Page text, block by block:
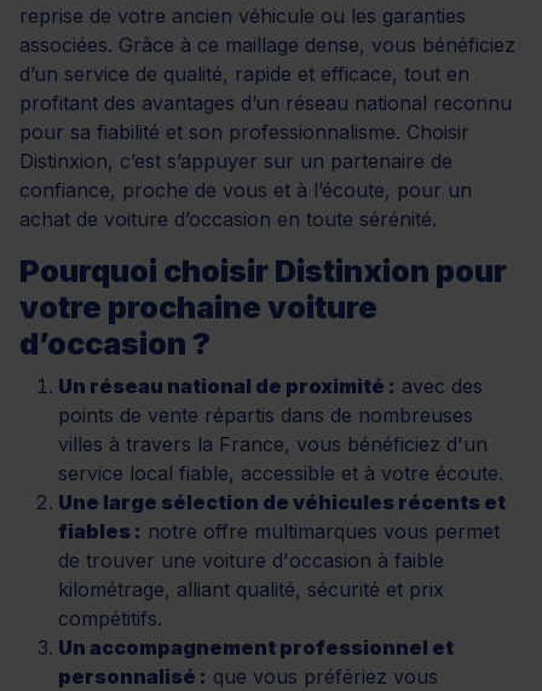
reprise de votre ancien véhicule ou les garanties
associées. Grâce à ce maillage dense, vous bénéficiez
d’un service de qualité, rapide et efficace, tout en
profitant des avantages d’un réseau national reconnu
pour sa fiabilité et son professionnalisme. Choisir
Distinxion, c’est s’appuyer sur un partenaire de
confiance, proche de vous et à l’écoute, pour un
achat de voiture d’occasion en toute sérénité.
Pourquoi choisir Distinxion pour
votre prochaine voiture
d’occasion ?
Un réseau national de proximité : avec des
points de vente répartis dans de nombreuses
villes à travers la France, vous bénéficiez d'un
service local fiable, accessible et à votre écoute.
Une large sélection de véhicules récents et
fiables : notre offre multimarques vous permet
de trouver une voiture d'occasion à faible
kilométrage, alliant qualité, sécurité et prix
compétitifs.
Un accompagnement professionnel et
personnalisé : que vous préfériez vous